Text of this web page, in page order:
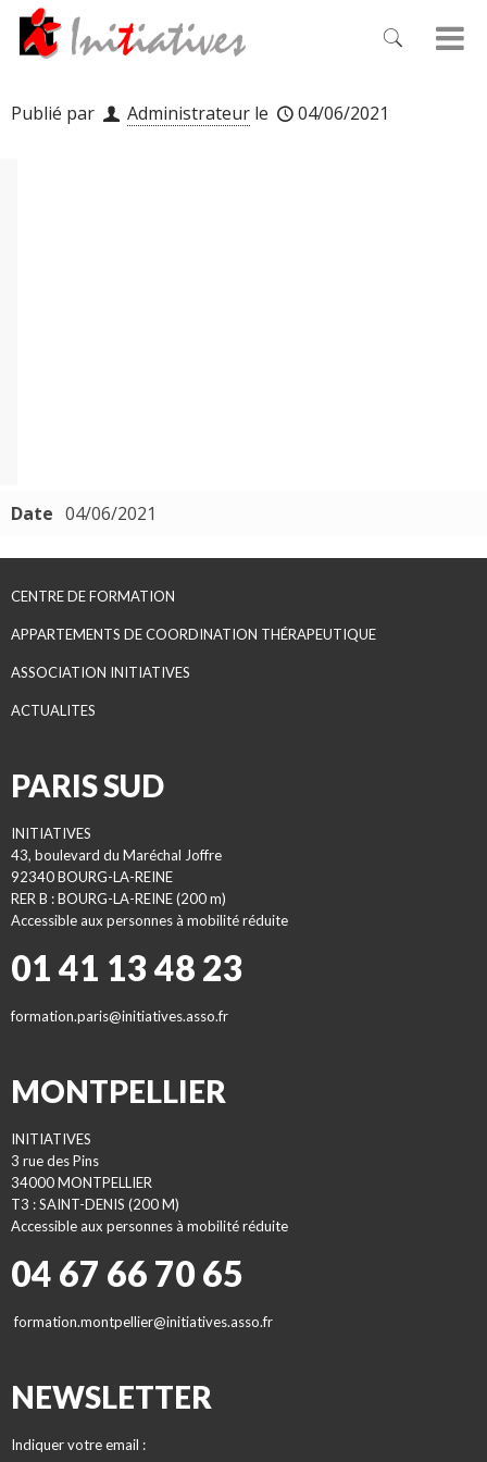
Publié par Administrateur le 04/06/2021
Date 04/06/2021
CENTRE DE FORMATION
APPARTEMENTS DE COORDINATION THÉRAPEUTIQUE
ASSOCIATION INITIATIVES
ACTUALITES
PARIS SUD
INITIATIVES
43, boulevard du Maréchal Joffre
92340 BOURG-LA-REINE
RER B : BOURG-LA-REINE (200 m)
Accessible aux personnes à mobilité réduite
01 41 13 48 23
formation.paris@initiatives.asso.fr
MONTPELLIER
INITIATIVES
3 rue des Pins
34000 MONTPELLIER
T3 : SAINT-DENIS (200 M)
Accessible aux personnes à mobilité réduite
04 67 66 70 65
formation.montpellier@initiatives.asso.fr
NEWSLETTER
Indiquer votre email :